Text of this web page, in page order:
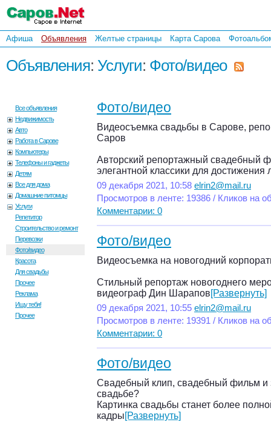
Афиша Объявления Желтые страницы Карта Сарова
Объявления: Услуги: Фото/видео
Все объявления
Недвижимость
Авто
Работа в Сарове
Компьютеры
Телефоны и гаджеты
Детям
Все для дома
Домашние питомцы
Услуги
Репетитор
Строительство и ремонт
Перевозки
Фото/видео
Красота
Для свадьбы
Прочее
Реклама
Ищу тебя!
Прочее
Фото/видео
Видеосъемка свадьбы в Сарове,
Саров
Авторский репортажный свадебный
элегантной классики для достижения
09 декабря 2021, 10:58 elrin2@mail.ru
Просмотров в ленте: 19386 / Кликов на
Комментарии: 0
Фото/видео
Видеосъемка на новогодний
Стильный репортаж новогоднего
видеограф Дин Шарапов[Развернуть]
09 декабря 2021, 10:55 elrin2@mail.ru
Просмотров в ленте: 19391 / Кликов на
Комментарии: 0
Фото/видео
Свадебный клип, свадебный фильм и
свадьбе?
Картинка свадьбы станет более
кадры[Развернуть]